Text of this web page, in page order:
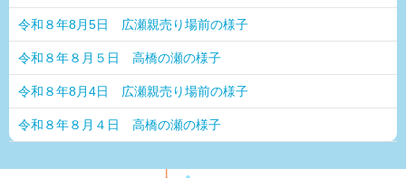
令和８年8月5日 広瀬親売り場前の様子
令和８年８月５日 高橋の瀬の様子
令和８年8月4日 広瀬親売り場前の様子
令和８年８月４日 高橋の瀬の様子